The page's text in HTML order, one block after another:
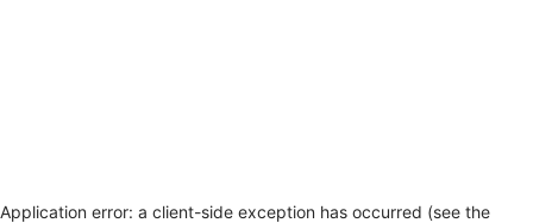
Application error: a client-side exception has occurred (see the